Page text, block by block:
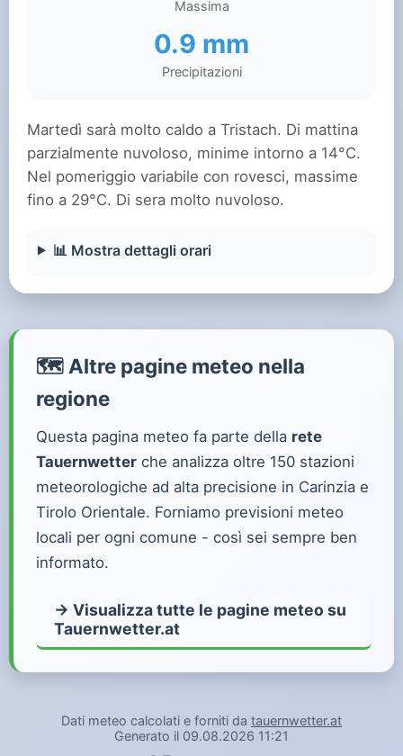
Massima
0.9 mm
Precipitazioni
Martedì sarà molto caldo a Tristach. Di mattina
parzialmente nuvoloso, minime intorno a 14°C.
Nel pomeriggio variabile con rovesci, massime
fino a 29°C. Di sera molto nuvoloso.
📊 Mostra dettagli orari
🗺️ Altre pagine meteo nella
regione
Questa pagina meteo fa parte della rete
Tauernwetter che analizza oltre 150 stazioni
meteorologiche ad alta precisione in Carinzia e
Tirolo Orientale. Forniamo previsioni meteo
locali per ogni comune - così sei sempre ben
informato.
→ Visualizza tutte le pagine meteo su
Tauernwetter.at
Dati meteo calcolati e forniti da tauernwetter.at
Generato il 09.08.2026 11:21